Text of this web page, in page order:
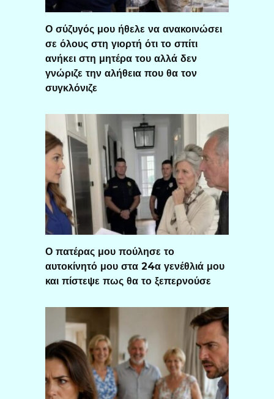
Ο σύζυγός μου ήθελε να ανακοινώσει
σε όλους στη γιορτή ότι το σπίτι
ανήκει στη μητέρα του αλλά δεν
γνώριζε την αλήθεια που θα τον
συγκλόνιζε
Ο πατέρας μου πούλησε το
αυτοκίνητό μου στα 24α γενέθλιά μου
και πίστεψε πως θα το ξεπερνούσε